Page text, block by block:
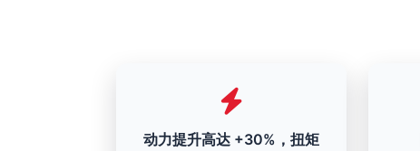
动力提升高达 +30%，扭矩